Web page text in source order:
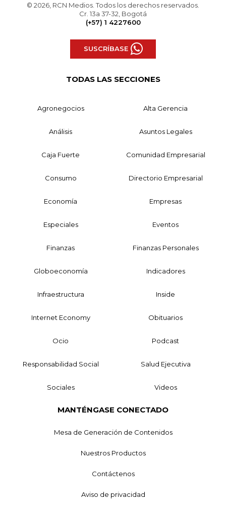
© 2026, RCN Medios. Todos los derechos reservados.
Cr. 13a 37-32, Bogotá
(+57) 1 4227600
SUSCRÍBASE
TODAS LAS SECCIONES
Agronegocios Alta Gerencia
Análisis Asuntos Legales
Caja Fuerte Comunidad Empresarial
Consumo Directorio Empresarial
Economía Empresas
Especiales Eventos
Finanzas Finanzas Personales
Globoeconomía Indicadores
Infraestructura Inside
Internet Economy Obituarios
Ocio Podcast
Responsabilidad Social Salud Ejecutiva
Sociales Videos
MANTÉNGASE CONECTADO
Mesa de Generación de Contenidos
Nuestros Productos
Contáctenos
Aviso de privacidad